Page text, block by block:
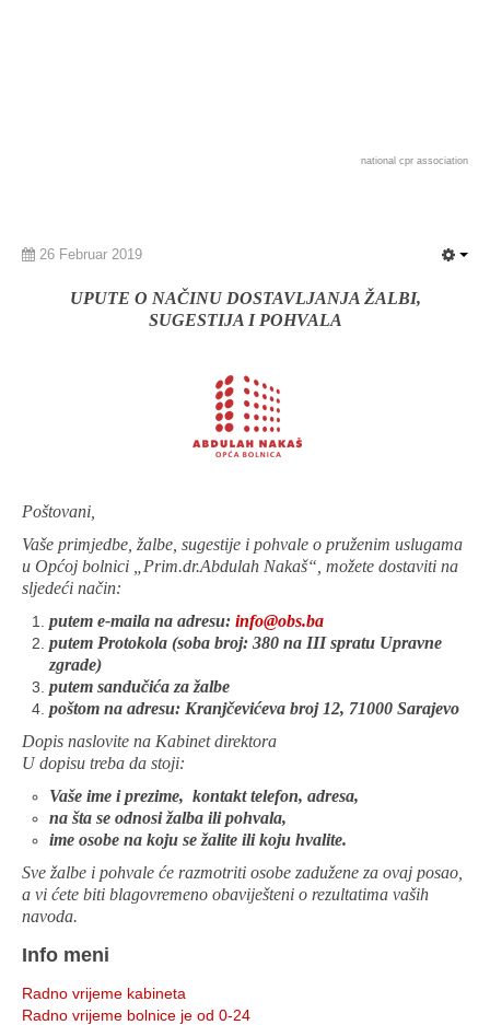
national cpr association
26 Februar 2019
UPUTE O NAČINU DOSTAVLJANJA ŽALBI,
SUGESTIJA I POHVALA
Poštovani,
Vaše primjedbe, žalbe, sugestije i pohvale o pruženim uslugama
u Općoj bolnici „Prim.dr.Abdulah Nakaš“, možete dostaviti na
sljedeći način:
putem e-maila na adresu: info@obs.ba
putem Protokola (soba broj: 380 na III spratu Upravne
zgrade)
putem sandučića za žalbe
poštom na adresu: Kranjčevićeva broj 12, 71000 Sarajevo
Dopis naslovite na Kabinet direktora
U dopisu treba da stoji:
Vaše ime i prezime, kontakt telefon, adresa,
na šta se odnosi žalba ili pohvala,
ime osobe na koju se žalite ili koju hvalite.
Sve žalbe i pohvale će razmotriti osobe zadužene za ovaj posao,
a vi ćete biti blagovremeno obaviješteni o rezultatima vaših
navoda.
Info meni
Radno vrijeme kabineta
Radno vrijeme bolnice je od 0-24